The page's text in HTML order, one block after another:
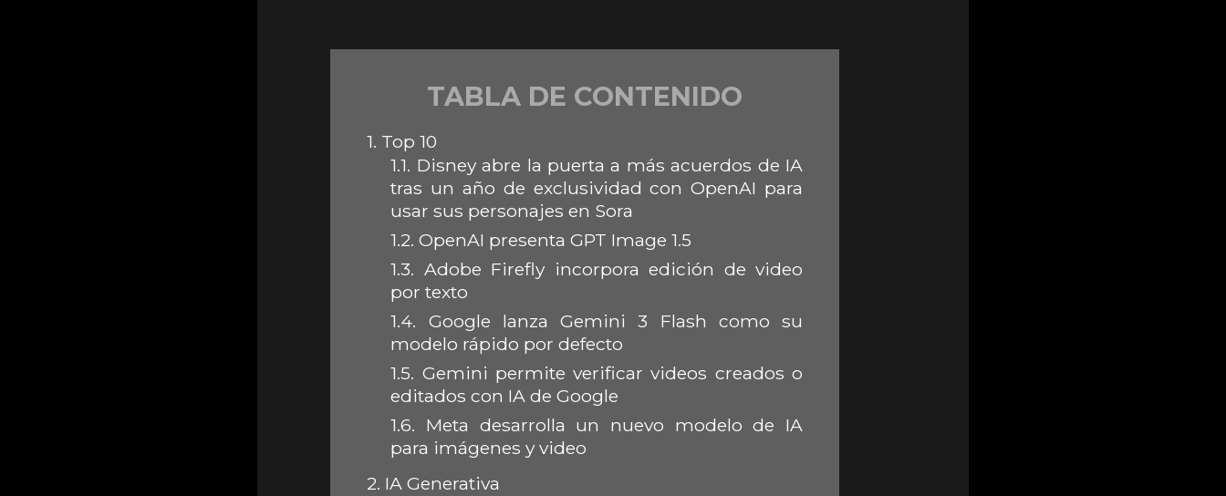
TABLA DE CONTENIDO
1. Top 10
1.1. Disney abre la puerta a más acuerdos de IA
tras un año de exclusividad con OpenAI para
usar sus personajes en Sora
1.2. OpenAI presenta GPT Image 1.5
1.3. Adobe Firefly incorpora edición de video
por texto
1.4. Google lanza Gemini 3 Flash como su
modelo rápido por defecto
1.5. Gemini permite verificar videos creados o
editados con IA de Google
1.6. Meta desarrolla un nuevo modelo de IA
para imágenes y video
2. IA Generativa